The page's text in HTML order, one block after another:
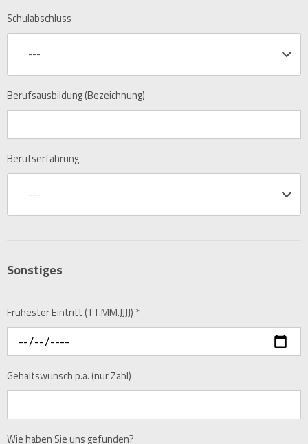
Schulabschluss
---
Berufsausbildung (Bezeichnung)
Berufserfahrung
---
Sonstiges
Frühester Eintritt (TT.MM.JJJJ) *
Gehaltswunsch p.a. (nur Zahl)
Wie haben Sie uns gefunden?